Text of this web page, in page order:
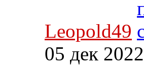
Leopold49
05 дек